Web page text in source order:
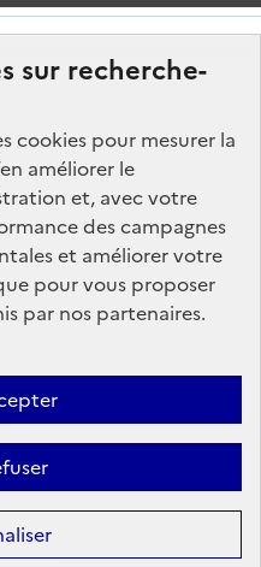
sur recherche-
cookies pour mesurer la
améliorer le
et, avec votre
des campagnes
et améliorer votre
pour vous proposer
par nos partenaires.